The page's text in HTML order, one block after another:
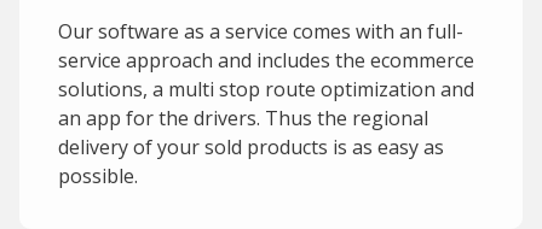
Our software as a service comes with an full-
service approach and includes the ecommerce
solutions, a multi stop route optimization and
an app for the drivers. Thus the regional
delivery of your sold products is as easy as
possible.